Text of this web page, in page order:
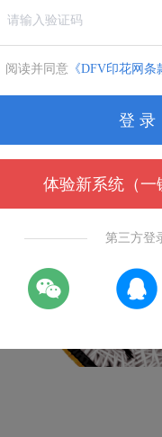
阅读并同意 《DFV印花网条
登 录
体验新系统（一
第三方登